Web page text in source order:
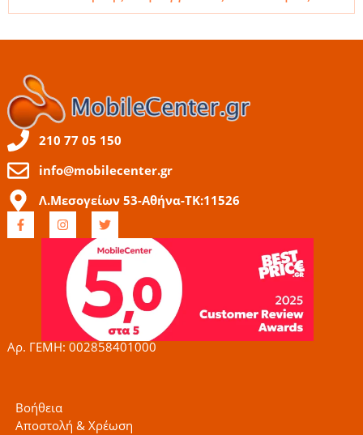
210 77 05 150
info@mobilecenter.gr
Λ.Μεσογείων 53-Αθήνα-ΤΚ:11526
F
a
c
I
n
s
g
r
a
m
T
w
t
t
e
r
Αρ. ΓΕΜΗ: 002858401000
Βοήθεια
Αποστολή & Χρέωση